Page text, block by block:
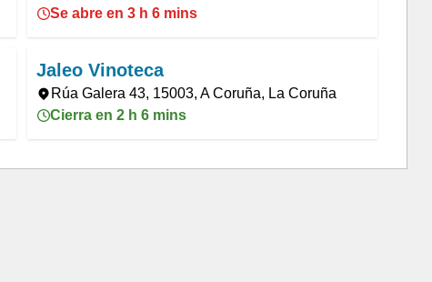
Se abre en 3 h 6 mins
Jaleo Vinoteca
Rúa Galera 43, 15003, A Coruña, La Coruña
Cierra en 2 h 6 mins